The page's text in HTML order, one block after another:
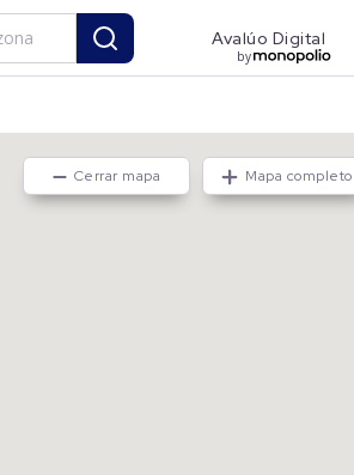
Avalúo Digital
by
Cerrar mapa Mapa completo